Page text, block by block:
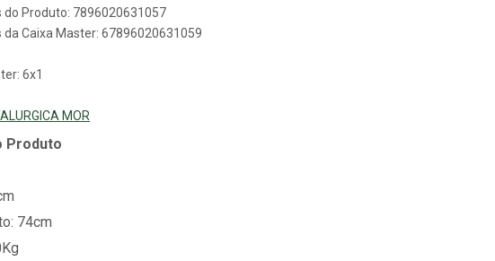
do Produto: 7896020631057
da Caixa Master: 67896020631059
6x1
MOR
Produto
74cm